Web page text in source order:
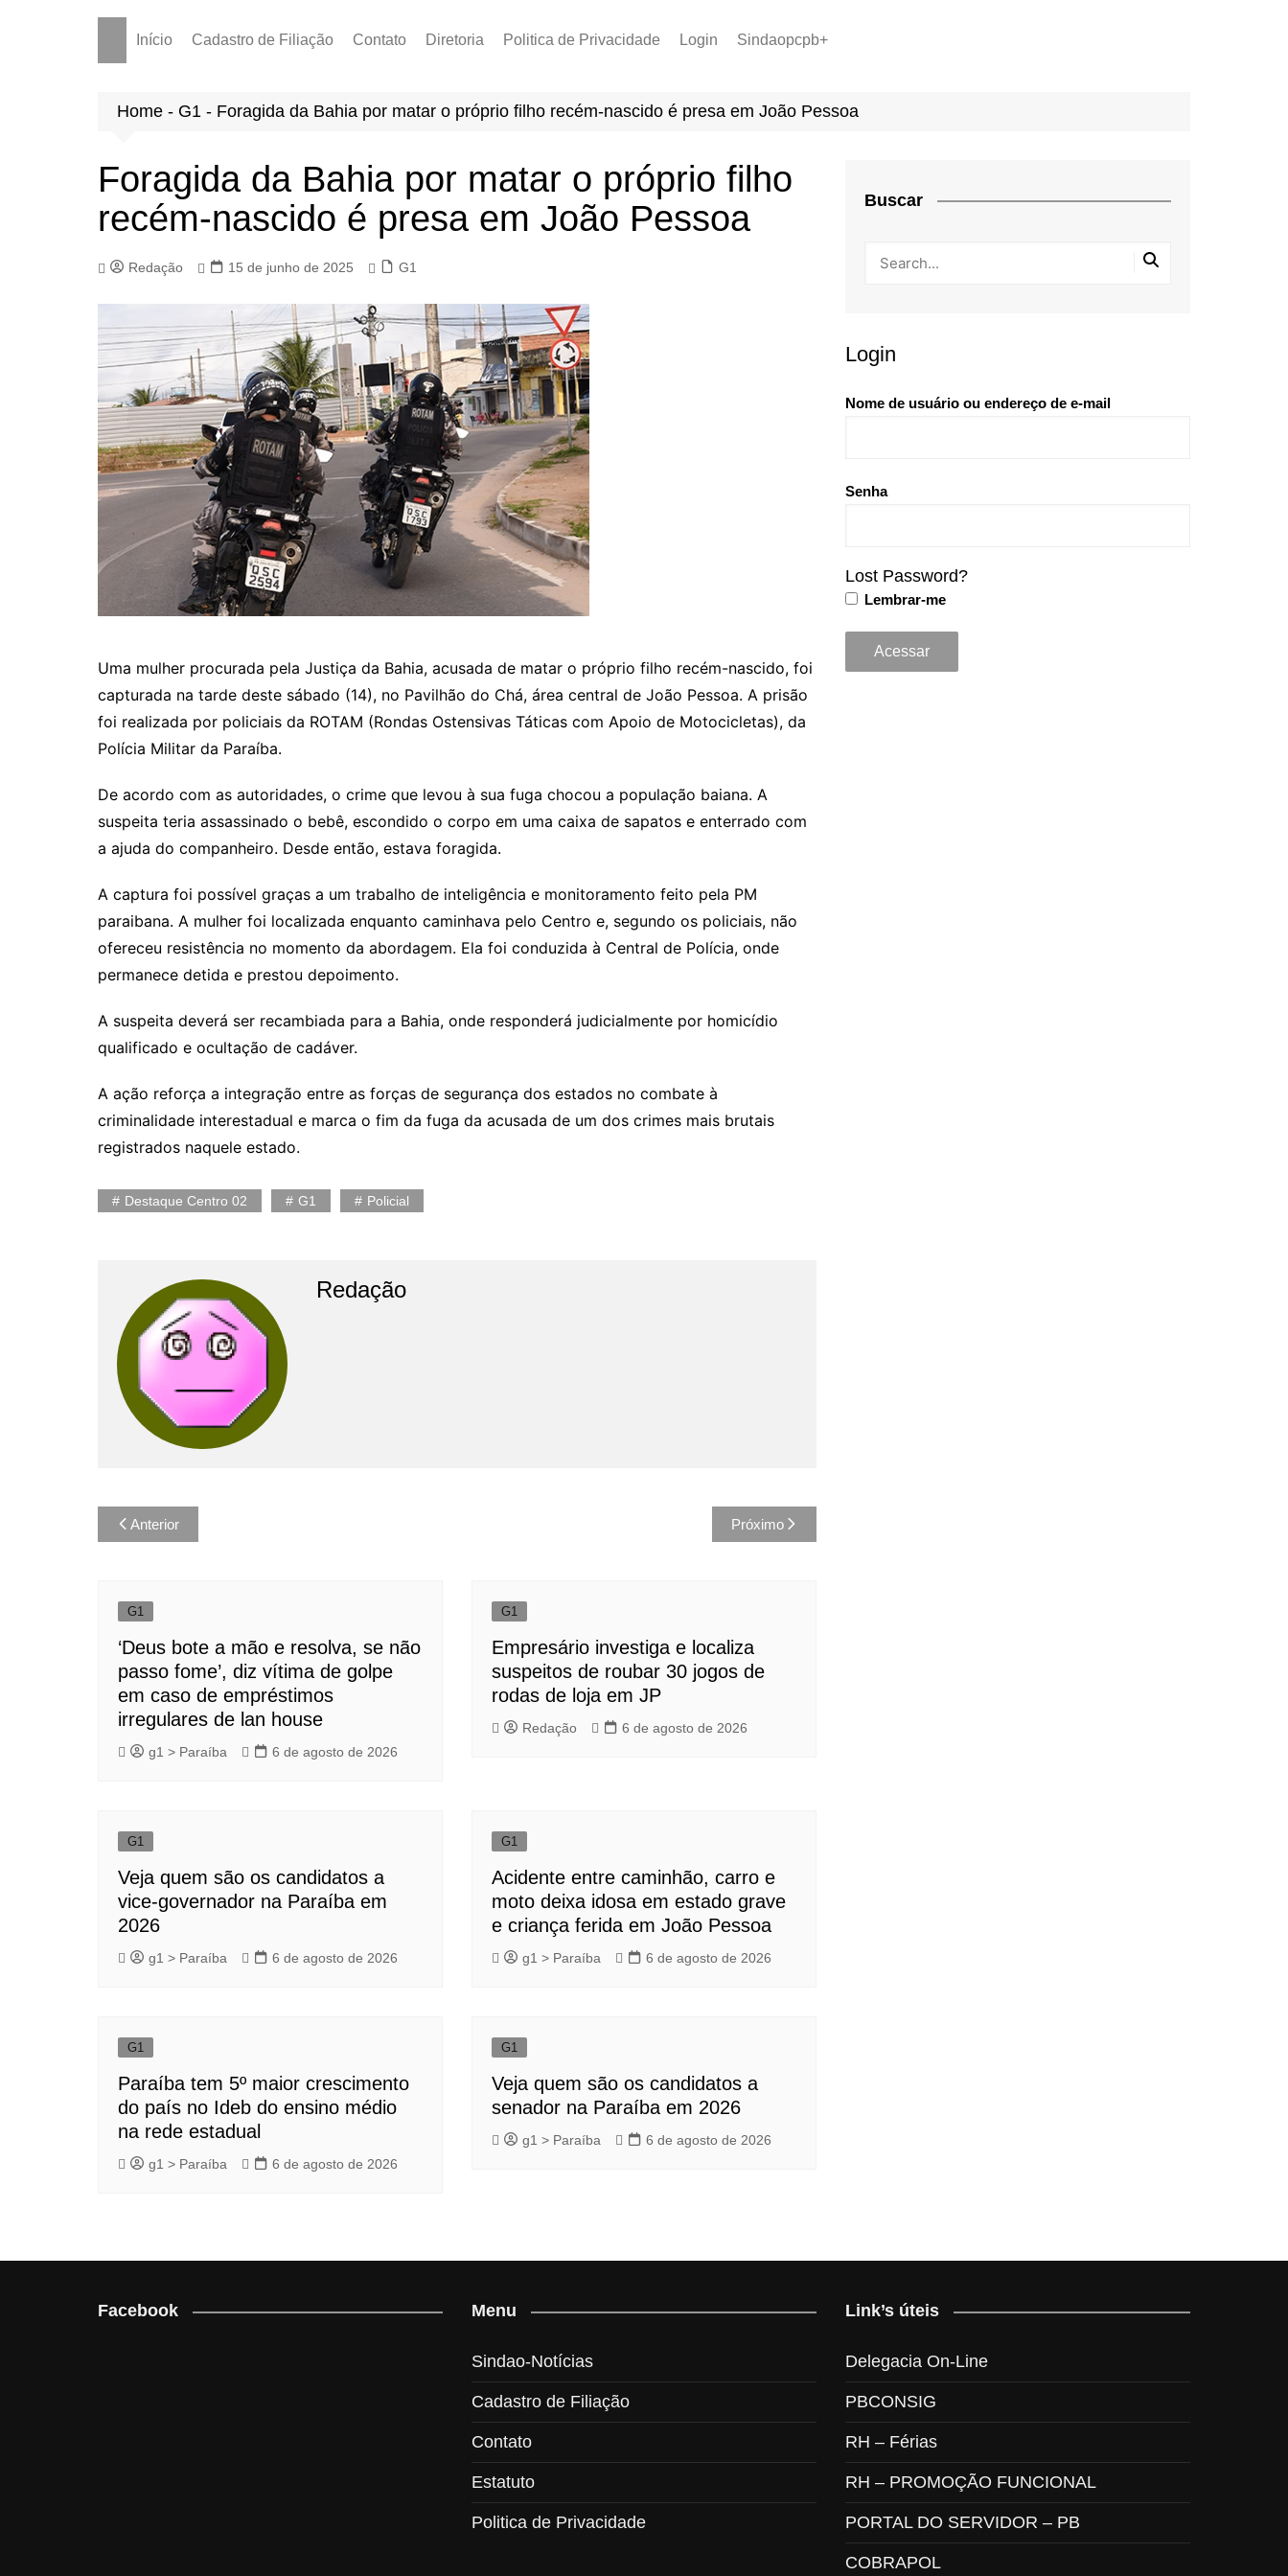
Início Cadastro de Filiação Contato Diretoria
PCCR 2022
Tabela de Venc. 2025
Politica de Privacidade Login Sindaopcpb+
Home - G1 - Foragida da Bahia por matar o próprio filho recém-nascido é presa em João Pessoa
Foragida da Bahia por matar o próprio filho
recém-nascido é presa em João Pessoa
Redação 15 de junho de 2025 G1
Uma mulher procurada pela Justiça da Bahia, acusada de matar o próprio filho recém-nascido, foi
capturada na tarde deste sábado (14), no Pavilhão do Chá, área central de João Pessoa. A prisão
foi realizada por policiais da ROTAM (Rondas Ostensivas Táticas com Apoio de Motocicletas), da
Polícia Militar da Paraíba.
De acordo com as autoridades, o crime que levou à sua fuga chocou a população baiana. A
suspeita teria assassinado o bebê, escondido o corpo em uma caixa de sapatos e enterrado com
a ajuda do companheiro. Desde então, estava foragida.
A captura foi possível graças a um trabalho de inteligência e monitoramento feito pela PM
paraibana. A mulher foi localizada enquanto caminhava pelo Centro e, segundo os policiais, não
ofereceu resistência no momento da abordagem. Ela foi conduzida à Central de Polícia, onde
permanece detida e prestou depoimento.
A suspeita deverá ser recambiada para a Bahia, onde responderá judicialmente por homicídio
qualificado e ocultação de cadáver.
A ação reforça a integração entre as forças de segurança dos estados no combate à
criminalidade interestadual e marca o fim da fuga da acusada de um dos crimes mais brutais
registrados naquele estado.
Destaque Centro 02 G1 Policial
Redação
Navegação
de
Anterior Próximo
G1
‘Deus bote a mão e resolva, se não
passo fome’, diz vítima de golpe
em caso de empréstimos
irregulares de lan house
g1 > Paraíba 6 de agosto de 2026
G1
Empresário investiga e localiza
suspeitos de roubar 30 jogos de
rodas de loja em JP
Redação 6 de agosto de 2026
G1
Veja quem são os candidatos a
vice-governador na Paraíba em
2026
g1 > Paraíba 6 de agosto de 2026
G1
Acidente entre caminhão, carro e
moto deixa idosa em estado grave
e criança ferida em João Pessoa
g1 > Paraíba 6 de agosto de 2026
G1
Paraíba tem 5º maior crescimento
do país no Ideb do ensino médio
na rede estadual
g1 > Paraíba 6 de agosto de 2026
G1
Veja quem são os candidatos a
senador na Paraíba em 2026
g1 > Paraíba 6 de agosto de 2026
Buscar
Login
Nome de usuário ou endereço de e-mail
Senha
Lost Password?
Lembrar-me
Facebook Menu
Sindao-Notícias
Cadastro de Filiação
Contato
Estatuto
Politica de Privacidade
Link’s úteis
Delegacia On-Line
PBCONSIG
RH – Férias
RH – PROMOÇÃO FUNCIONAL
PORTAL DO SERVIDOR – PB
COBRAPOL